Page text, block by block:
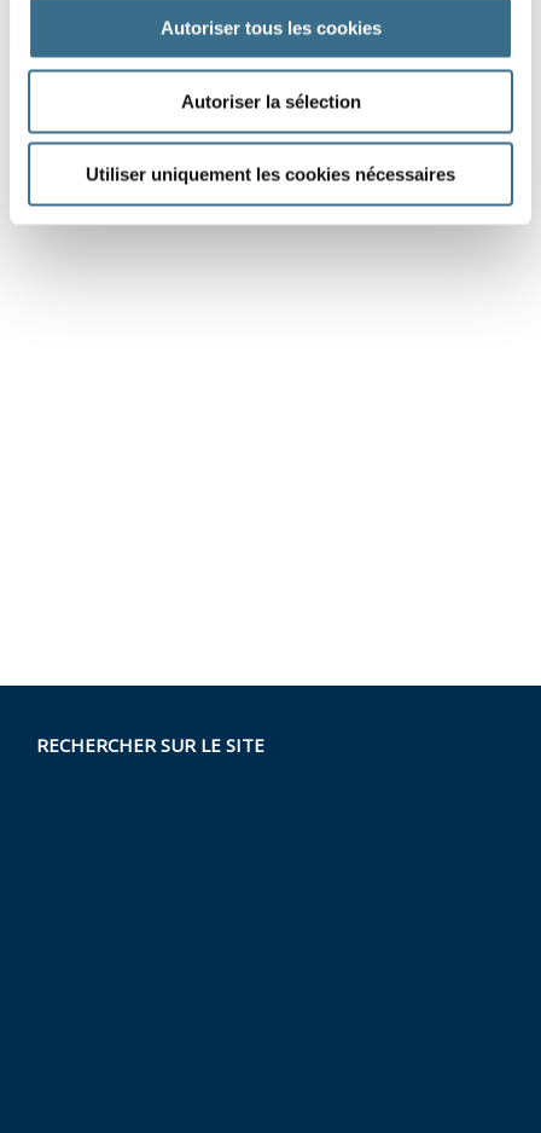
Autoriser tous les cookies
Autoriser la sélection
Utiliser uniquement les cookies nécessaires
RECHERCHER SUR LE SITE